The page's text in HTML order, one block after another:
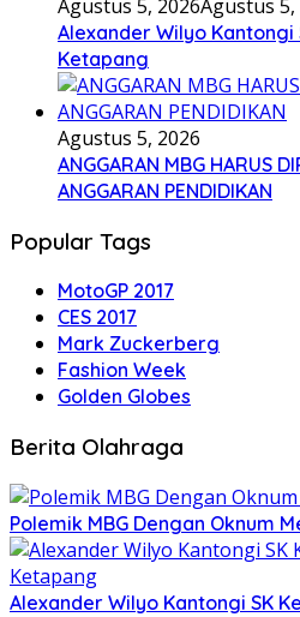
Agustus 5, 2026Agustus 5,
Alexander Wilyo Kantongi
Ketapang
Agustus 5, 2026
ANGGARAN MBG HARUS
ANGGARAN PENDIDIKAN
Popular Tags
MotoGP 2017
CES 2017
Mark Zuckerberg
Fashion Week
Golden Globes
Berita Olahraga
Polemik MBG Dengan Oknum
Alexander Wilyo Kantongi SK